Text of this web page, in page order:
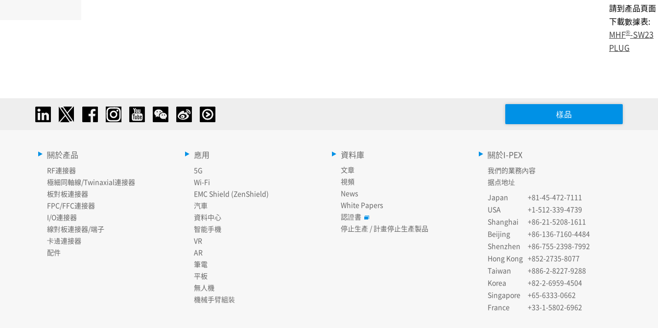
請到產品頁面
下載數據表:
MHF®-SW23
PLUG
樣品
關於產品
RF連接器
極細同軸線/Twinaxial連接器
板對板連接器
FPC/FFC連接器
I/O連接器
線對板連接器/端子
卡邊連接器
配件
應用
5G
Wi-Fi
EMC Shield (ZenShield)
汽車
資料中心
智能手機
VR
AR
筆電
平板
無人機
機械手臂組裝
資料庫
文章
視頻
News
White Papers
認證書
停止生產 / 計畫停止生產製品
關於I-PEX
我們的業務內容
据点地址
Japan
+81-45-472-7111
USA
+1-512-339-4739
Shanghai
+86-21-5208-1611
Beijing
+86-136-7160-4484
Shenzhen
+86-755-2398-7992
Hong Kong +852-2735-8077
Taiwan
+886-2-8227-9288
Korea
+82-2-6959-4504
Singapore
+65-6333-0662
France
+33-1-5802-6962